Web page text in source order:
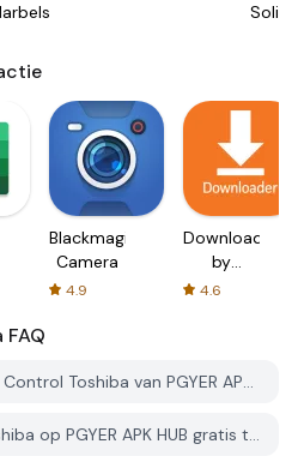
Blackmagic
Camera
4.9
Downloader
by
AFTVnews
4.6
FAQ
Hoe download ik Remote Control Toshiba van PGYER APK HUB?
Is de Remote Control Toshiba op PGYER APK HUB gratis te downloaden?